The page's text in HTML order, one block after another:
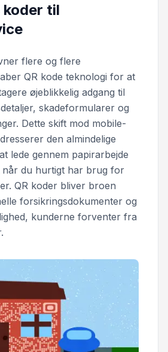
koder til
flere og flere
QR kode teknologi for at
øjeblikkelig adgang til
skadeformularer og
Dette skift mod mobile-
den almindelige
lede gennem papirarbejde
når du hurtigt har brug for
QR koder bliver broen
forsikringsdokumenter og
kunderne forventer fra